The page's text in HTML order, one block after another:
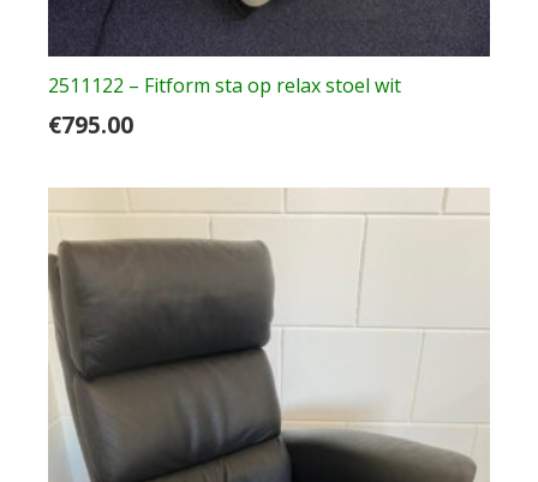
2511122 – Fitform sta op relax stoel wit
€795.00